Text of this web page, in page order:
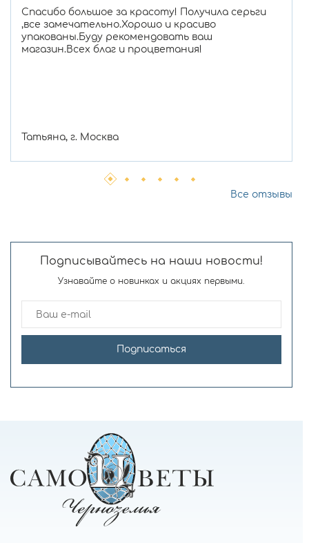
Спасибо большое за красоту! Получила серьги
,все замечательно.Хорошо и красиво
упакованы.Буду рекомендовать ваш
магазин.Всех благ и процветания!
Татьяна, г. Москва
Все отзывы
Подписывайтесь на наши новости!
Узнавайте о новинках и акциях первыми.
Подписаться